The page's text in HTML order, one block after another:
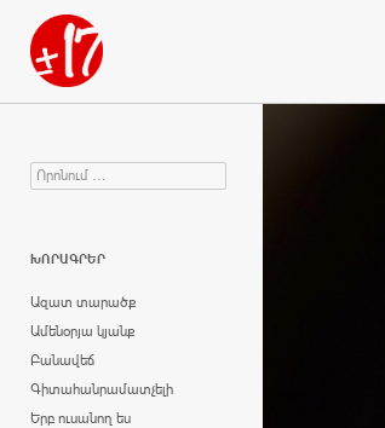
Որոնում
Search for:
ԽՈՐԱԳՐԵՐ
Ազատ տարածք
Ամենօրյա կյանք
Բանավեճ
Գիտահանրամատչելի
Երբ ուսանող ես